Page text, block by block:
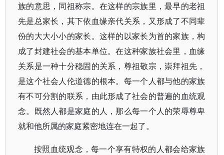
族的意思，同祖称宗。在这样的宗族里，最早的老祖
先是总家长，其下依血缘亲代关系，又形成了不同辈
份的大大小小的家长。这样的以家长为首的家族，构
成了封建社会的基本单位。在这种家族社会里，血缘
关系是一种十分稳固的关系，尊祖敬宗，崇拜祖先，
是这个社会人伦道德的根本。每一个人都与他的家族
有不可分割的联系，由此形成了社会的普遍的血统观
念。既然人都是家庭的人，那么每一个人的荣辱尊卑
就和他所属的家庭紧密地连在一起了。
按照血统观念，每一个享有特权的人都会给家族